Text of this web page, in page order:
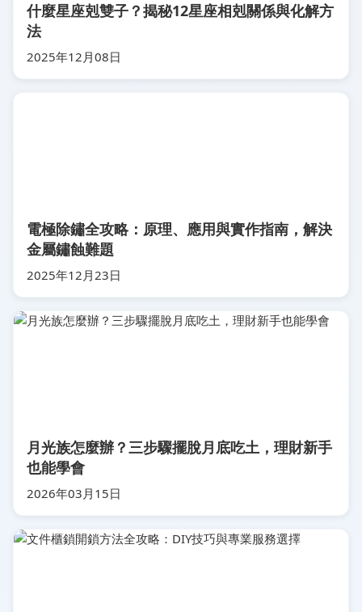
什麼星座剋雙子？揭秘12星座相剋關係與化解方
法
2025年12月08日
電極除鏽全攻略：原理、應用與實作指南，解決
金屬鏽蝕難題
2025年12月23日
月光族怎麼辦？三步驟擺脫月底吃土，理財新手
也能學會
2026年03月15日